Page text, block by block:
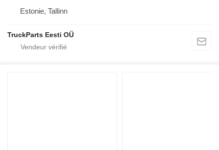
Estonie, Tallinn
TruckParts Eesti OÜ